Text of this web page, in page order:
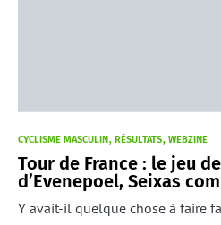
CYCLISME MASCULIN RÉSULTATS WEBZINE
Tour de France : le jeu
d’Evenepoel, Seixas
Y avait-il quelque chose à faire